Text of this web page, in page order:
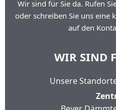
Wir sind für Sie da. Rufen
oder schreiben Sie uns eine
auf den
WIR SIND
Unsere